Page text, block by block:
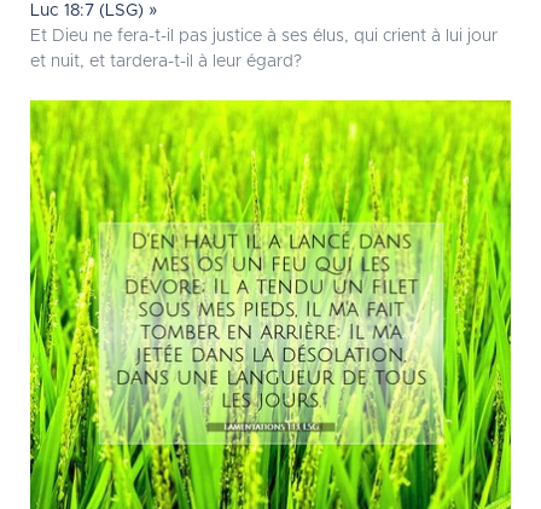
Luc 18:7 (LSG) »
Et Dieu ne fera-t-il pas justice à ses élus, qui crient à lui jour
et nuit, et tardera-t-il à leur égard?